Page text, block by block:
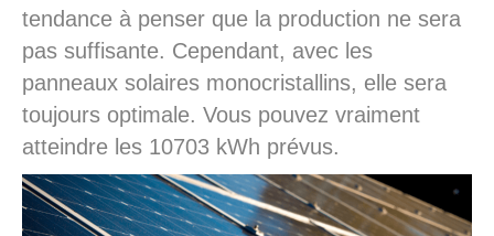
tendance à penser que la production ne sera
pas suffisante. Cependant, avec les
panneaux solaires monocristallins, elle sera
toujours optimale. Vous pouvez vraiment
atteindre les 10703 kWh prévus.